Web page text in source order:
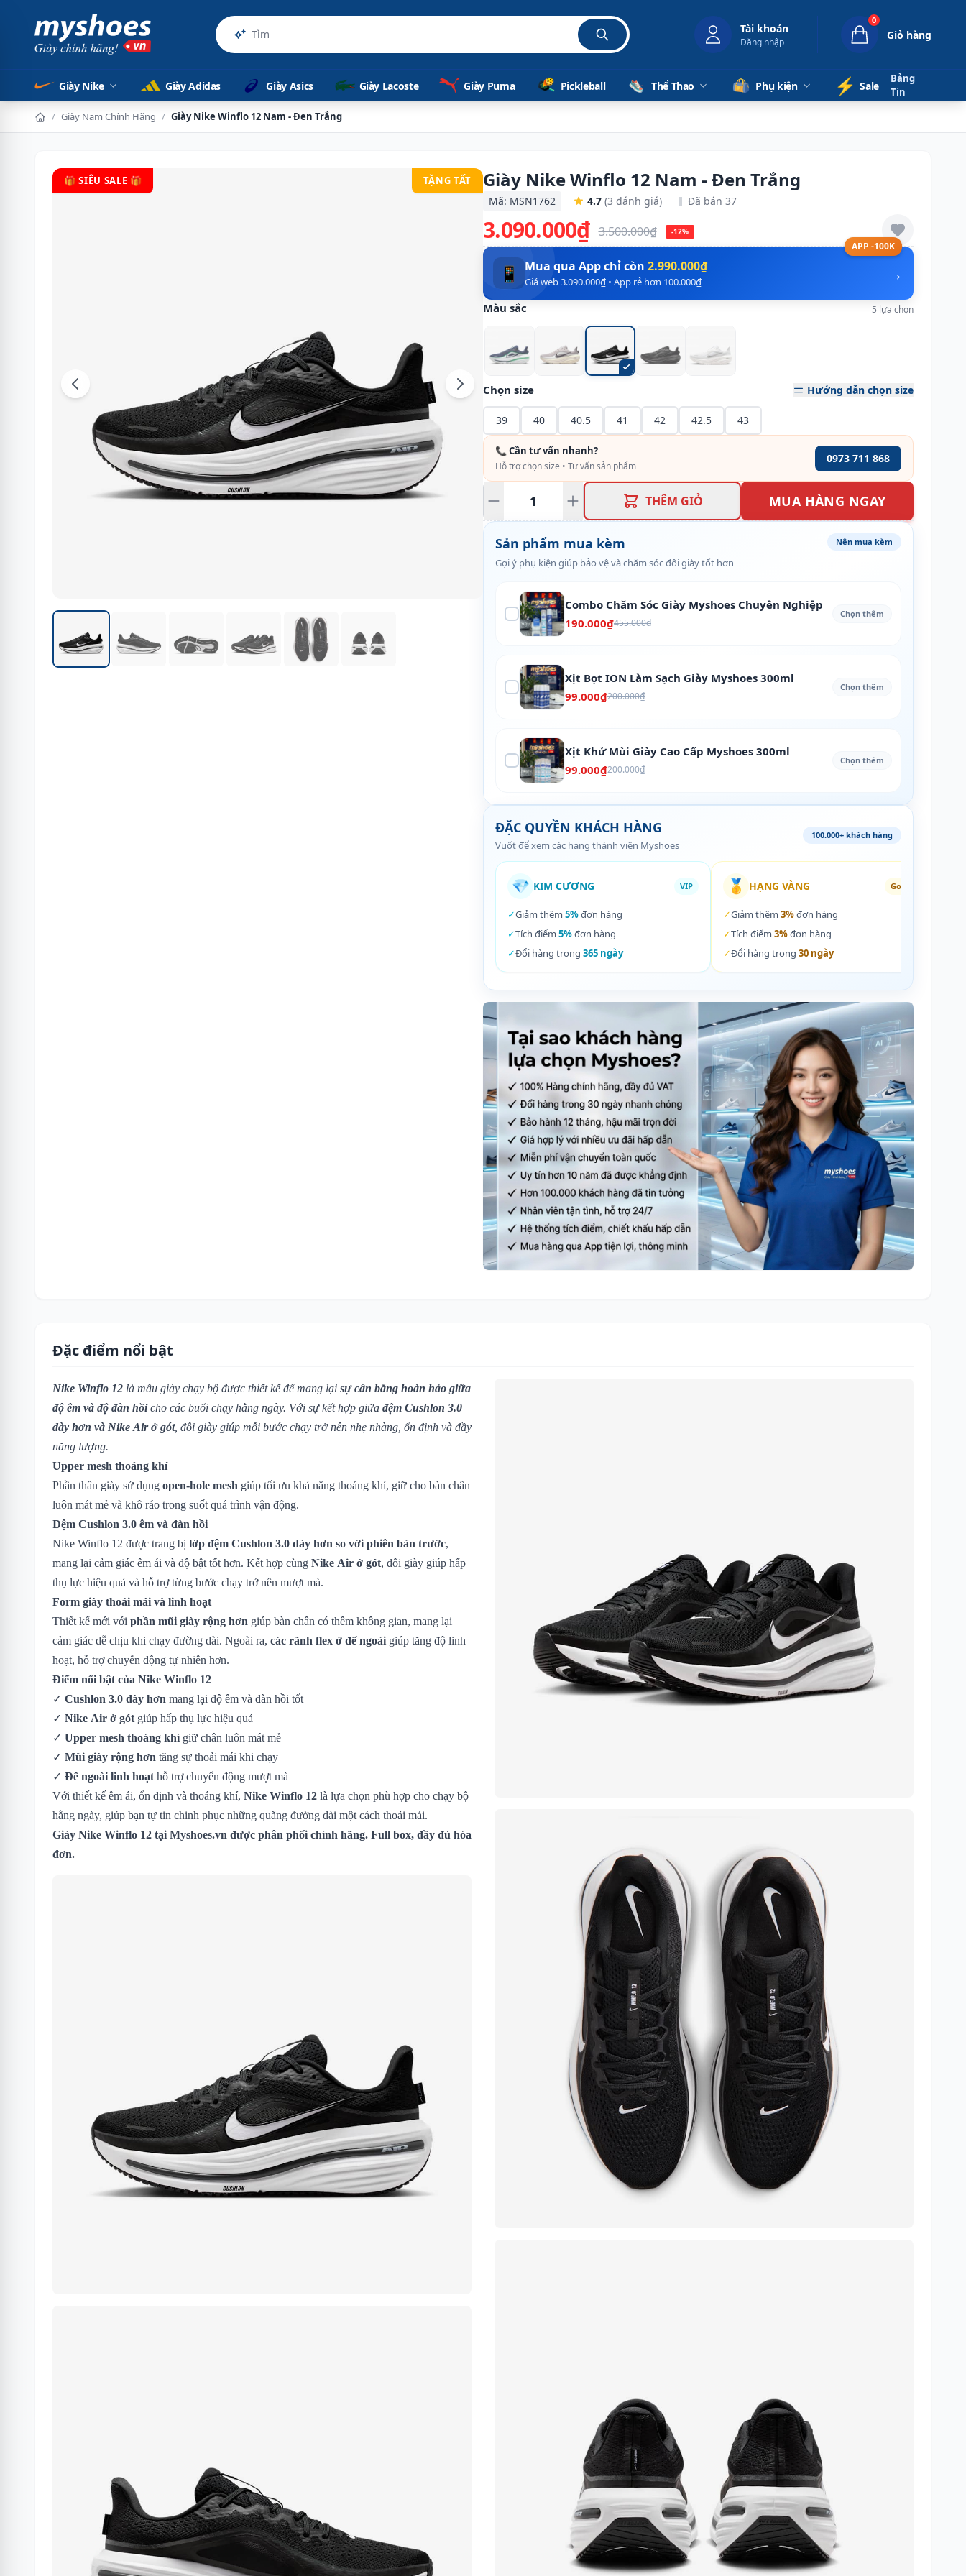
Sản phẩm c Tài khoản
Đăng nhập
0
Giỏ hàng
Giày Nike Giày Adidas Giày Asics Giày Lacoste Giày Puma Pickleball Thể Thao Phụ kiện ⚡️ Sale
Bảng
Tin
/ Giày Nam Chính Hãng / Giày Nike Winflo 12 Nam - Đen Trắng
🎁 SIÊU SALE 🎁 TẶNG TẤT Giày Nike Winflo 12 Nam - Đen Trắng
Mã: MSN1762 4.7 (3 đánh giá) Đã bán 37
3.090.000₫ 3.500.000₫ -12%
APP -100K
→
📱 Mua qua App chỉ còn 2.990.000₫
Giá web 3.090.000₫ • App rẻ hơn 100.000₫
Màu sắc 5 lựa chọn
Chọn size Hướng dẫn chọn size
39 40 40.5 41 42 42.5 43
📞 Cần tư vấn nhanh?
Hỗ trợ chọn size • Tư vấn sản phẩm
0973 711 868
THÊM GIỎ MUA HÀNG NGAY
Sản phẩm mua kèm
Gợi ý phụ kiện giúp bảo vệ và chăm sóc đôi giày tốt hơn
Nên mua kèm
Combo Chăm Sóc Giày Myshoes Chuyên Nghiệp
190.000₫455.000₫
Chọn thêm
Xịt Bọt ION Làm Sạch Giày Myshoes 300ml
99.000₫200.000₫
Chọn thêm
Xịt Khử Mùi Giày Cao Cấp Myshoes 300ml
99.000₫200.000₫
Chọn thêm
ĐẶC QUYỀN KHÁCH HÀNG
Vuốt để xem các hạng thành viên Myshoes
100.000+ khách hàng
💎 KIM CƯƠNG VIP
✓Giảm thêm 5%đơn hàng
✓Tích điểm 5%đơn hàng
✓Đổi hàng trong 365 ngày
🥇 HẠNG VÀNG Gold
✓Giảm thêm 3%đơn hàng
✓Tích điểm 3%đơn hàng
✓Đổi hàng trong 30 ngày
Đặc điểm nổi bật
Nike Winflo 12 là mẫu giày chạy bộ được thiết kế để mang lại sự cân bằng hoàn hảo giữa
độ êm và độ đàn hồicho các buổi chạy hằng ngày. Với sự kết hợp giữa đệm Cushlon 3.0
dày hơn và Nike Air ở gót, đôi giày giúp mỗi bước chạy trở nên nhẹ nhàng, ổn định và đầy
năng lượng.
Upper mesh thoáng khí
Phần thân giày sử dụng open-hole mesh giúp tối ưu khả năng thoáng khí, giữ cho bàn chân
luôn mát mẻ và khô ráo trong suốt quá trình vận động.
Đệm Cushlon 3.0 êm và đàn hồi
Nike Winflo 12 được trang bị lớp đệm Cushlon 3.0 dày hơn so với phiên bản trước,
mang lại cảm giác êm ái và độ bật tốt hơn. Kết hợp cùng Nike Air ở gót, đôi giày giúp hấp
thụ lực hiệu quả và hỗ trợ từng bước chạy trở nên mượt mà.
Form giày thoải mái và linh hoạt
Thiết kế mới với phần mũi giày rộng hơn giúp bàn chân có thêm không gian, mang lại
cảm giác dễ chịu khi chạy đường dài. Ngoài ra, các rãnh flex ở đế ngoài giúp tăng độ linh
hoạt, hỗ trợ chuyển động tự nhiên hơn.
Điểm nổi bật của Nike Winflo 12
✓ Cushlon 3.0 dày hơn mang lại độ êm và đàn hồi tốt
✓ Nike Air ở gót giúp hấp thụ lực hiệu quả
✓ Upper mesh thoáng khígiữ chân luôn mát mẻ
✓ Mũi giày rộng hơn tăng sự thoải mái khi chạy
✓ Đế ngoài linh hoạt hỗ trợ chuyển động mượt mà
Với thiết kế êm ái, ổn định và thoáng khí, Nike Winflo 12 là lựa chọn phù hợp cho chạy bộ
hằng ngày, giúp bạn tự tin chinh phục những quãng đường dài một cách thoải mái.
Giày Nike Winflo 12 tại Myshoes.vn được phân phối chính hãng. Full box, đầy đủ hóa
đơn.